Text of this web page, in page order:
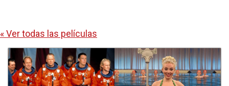
« Ver todas las películas